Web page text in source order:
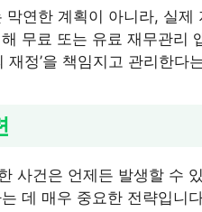
막연한 계획이 아니라, 실
무료 또는 유료 재무관리
재정’을 책임지고 관리한다
사건은 언제든 발생할 수
데 매우 중요한 전략입니